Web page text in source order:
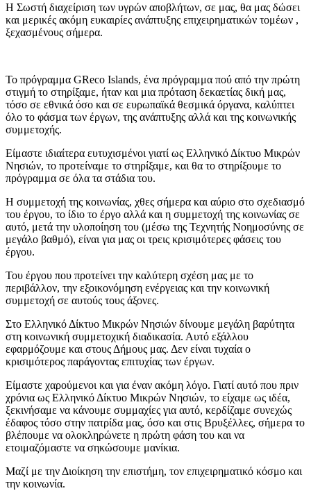
Η Σωστή διαχείριση των υγρών αποβλήτων, σε μας, θα μας δώσει
και μερικές ακόμη ευκαιρίες ανάπτυξης επιχειρηματικών τομέων ,
ξεχασμένους σήμερα.
Το πρόγραμμα GReco Islands, ένα πρόγραμμα πού από την πρώτη
στιγμή το στηρίξαμε, ήταν και μια πρόταση δεκαετίας δική μας,
τόσο σε εθνικά όσο και σε ευρωπαϊκά θεσμικά όργανα, καλύπτει
όλο το φάσμα των έργων, της ανάπτυξης αλλά και της κοινωνικής
συμμετοχής.
Είμαστε ιδιαίτερα ευτυχισμένοι γιατί ως Ελληνικό Δίκτυο Μικρών
Νησιών, το προτείναμε το στηρίξαμε, και θα το στηρίξουμε το
πρόγραμμα σε όλα τα στάδια του.
Η συμμετοχή της κοινωνίας, χθες σήμερα και αύριο στο σχεδιασμό
του έργου, το ίδιο το έργο αλλά και η συμμετοχή της κοινωνίας σε
αυτό, μετά την υλοποίηση του (μέσω της Τεχνητής Νοημοσύνης σε
μεγάλο βαθμό), είναι για μας οι τρεις κρισιμότερες φάσεις του
έργου.
Του έργου που προτείνει την καλύτερη σχέση μας με το
περιβάλλον, την εξοικονόμηση ενέργειας και την κοινωνική
συμμετοχή σε αυτούς τους άξονες.
Στο Ελληνικό Δίκτυο Μικρών Νησιών δίνουμε μεγάλη βαρύτητα
στη κοινωνική συμμετοχική διαδικασία. Αυτό εξάλλου
εφαρμόζουμε και στους Δήμους μας. Δεν είναι τυχαία ο
κρισιμότερος παράγοντας επιτυχίας των έργων.
Είμαστε χαρούμενοι και για έναν ακόμη λόγο. Γιατί αυτό που πριν
χρόνια ως Ελληνικό Δίκτυο Μικρών Νησιών, το είχαμε ως ιδέα,
ξεκινήσαμε να κάνουμε συμμαχίες για αυτό, κερδίζαμε συνεχώς
έδαφος τόσο στην πατρίδα μας, όσο και στις Βρυξέλλες, σήμερα το
βλέπουμε να ολοκληρώνετε η πρώτη φάση του και να
ετοιμαζόμαστε να σηκώσουμε μανίκια.
Μαζί με την Διοίκηση την επιστήμη, τον επιχειρηματικό κόσμο και
την κοινωνία.